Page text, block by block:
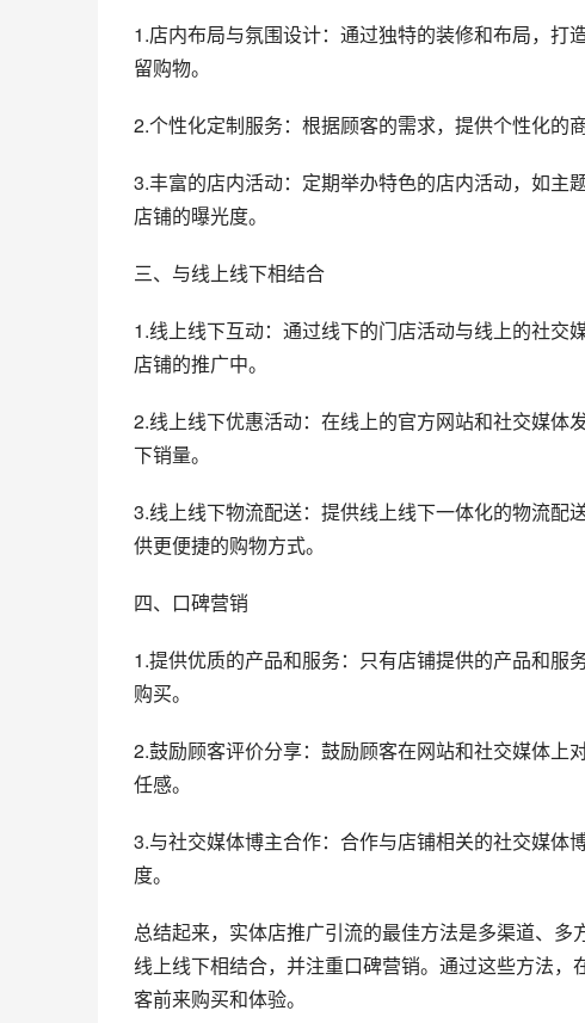
1.店内布局与氛围设计：通过独特的装修和布局，
留购物。
2.个性化定制服务：根据顾客的需求，提供个性化的
3.丰富的店内活动：定期举办特色的店内活动，如主
店铺的曝光度。
三、与线上线下相结合
1.线上线下互动：通过线下的门店活动与线上的社交
店铺的推广中。
2.线上线下优惠活动：在线上的官方网站和社交媒体
下销量。
3.线上线下物流配送：提供线上线下一体化的物流配
供更便捷的购物方式。
四、口碑营销
1.提供优质的产品和服务：只有店铺提供的产品和
购买。
2.鼓励顾客评价分享：鼓励顾客在网站和社交媒体上
任感。
3.与社交媒体博主合作：合作与店铺相关的社交媒体
度。
总结起来，实体店推广引流的最佳方法是多渠道、多
线上线下相结合，并注重口碑营销。通过这些方法
客前来购买和体验。